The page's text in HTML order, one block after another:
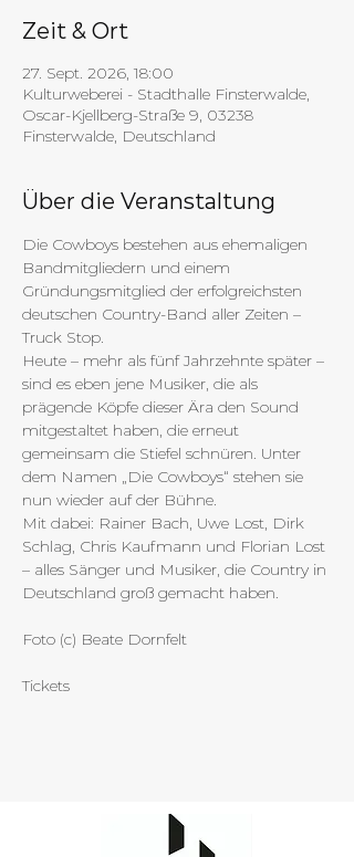
Zeit & Ort
27. Sept. 2026, 18:00
Kulturweberei - Stadthalle Finsterwalde,
Oscar-Kjellberg-Straße 9, 03238
Finsterwalde, Deutschland
Über die Veranstaltung
Die Cowboys bestehen aus ehemaligen
Bandmitgliedern und einem
Gründungsmitglied der erfolgreichsten
deutschen Country-Band aller Zeiten –
Truck Stop.
Heute – mehr als fünf Jahrzehnte später –
sind es eben jene Musiker, die als
prägende Köpfe dieser Ära den Sound
mitgestaltet haben, die erneut
gemeinsam die Stiefel schnüren. Unter
dem Namen „Die Cowboys“ stehen sie
nun wieder auf der Bühne.
Mit dabei: Rainer Bach, Uwe Lost, Dirk
Schlag, Chris Kaufmann und Florian Lost
– alles Sänger und Musiker, die Country in
Deutschland groß gemacht haben.
Foto (c) Beate Dornfelt
Tickets